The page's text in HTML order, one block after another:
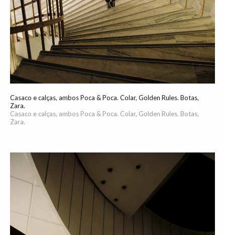
Casaco e calças, ambos Poca & Poca. Colar, Golden Rules. Botas,
Zara.
Casaco e calças, ambos Poca & Poca. Colar, Golden Rules. Botas,
Zara.